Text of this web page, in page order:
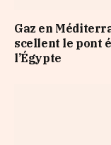
Gaz en
scellent le pont
l’Égypte